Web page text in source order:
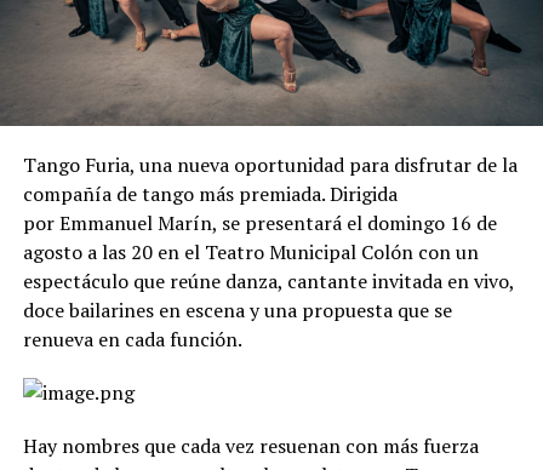
Tango Furia, una nueva oportunidad para disfrutar de la
compañía de tango más premiada. Dirigida
por Emmanuel Marín, se presentará el domingo 16 de
agosto a las 20 en el Teatro Municipal Colón con un
espectáculo que reúne danza, cantante invitada en vivo,
doce bailarines en escena y una propuesta que se
renueva en cada función.
Hay nombres que cada vez resuenan con más fuerza